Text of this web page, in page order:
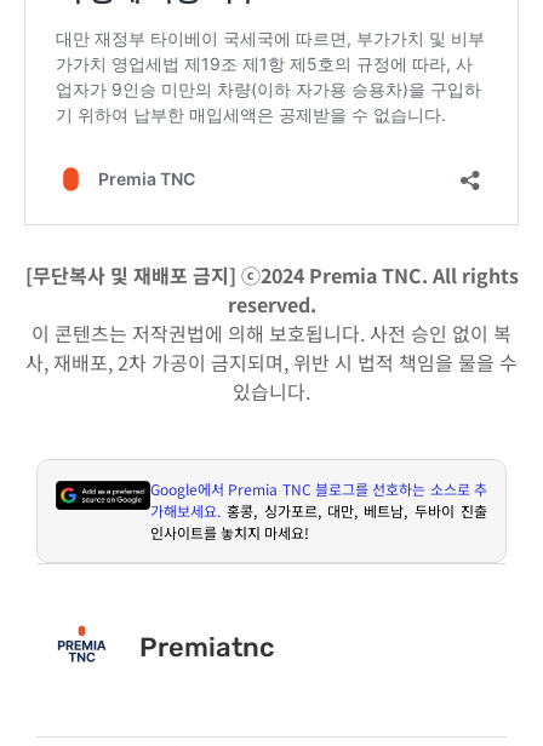
[무단복사 및 재배포 금지] ⓒ2024 Premia TNC. All rights
reserved.
이 콘텐츠는 저작권법에 의해 보호됩니다. 사전 승인 없이 복
사, 재배포, 2차 가공이 금지되며, 위반 시 법적 책임을 물을 수
있습니다.
Google에서 Premia TNC블로그를 선호하는 소스로 추
가해보세요. 홍콩, 싱가포르, 대만, 베트남, 두바이 진출
인사이트를 놓치지 마세요!
Premiatnc